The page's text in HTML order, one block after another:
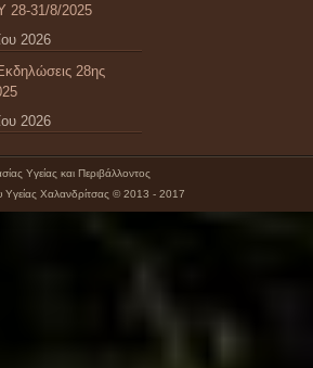
31/8/2025
2026
28ης
2026
Υγείας και Περιβάλλοντος
Υγείας Χαλανδρίτσας © 2013 - 2017